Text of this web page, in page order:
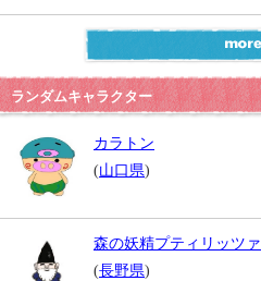
ランダムキャラクター
カラトン
(山口県)
森の妖精プティリッツァ
(長野県)